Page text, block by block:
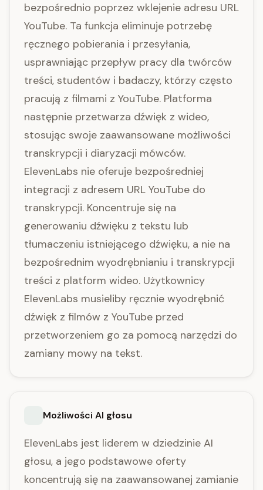
bezpośrednio poprzez wklejenie adresu URL
YouTube. Ta funkcja eliminuje potrzebę
ręcznego pobierania i przesyłania,
usprawniając przepływ pracy dla twórców
treści, studentów i badaczy, którzy często
pracują z filmami z YouTube. Platforma
następnie przetwarza dźwięk z wideo,
stosując swoje zaawansowane możliwości
transkrypcji i diaryzacji mówców.
ElevenLabs nie oferuje bezpośredniej
integracji z adresem URL YouTube do
transkrypcji. Koncentruje się na
generowaniu dźwięku z tekstu lub
tłumaczeniu istniejącego dźwięku, a nie na
bezpośrednim wyodrębnianiu i transkrypcji
treści z platform wideo. Użytkownicy
ElevenLabs musieliby ręcznie wyodrębnić
dźwięk z filmów z YouTube przed
przetworzeniem go za pomocą narzędzi do
zamiany mowy na tekst.
Możliwości AI głosu
ElevenLabs jest liderem w dziedzinie AI
głosu, a jego podstawowe oferty
koncentrują się na zaawansowanej zamianie